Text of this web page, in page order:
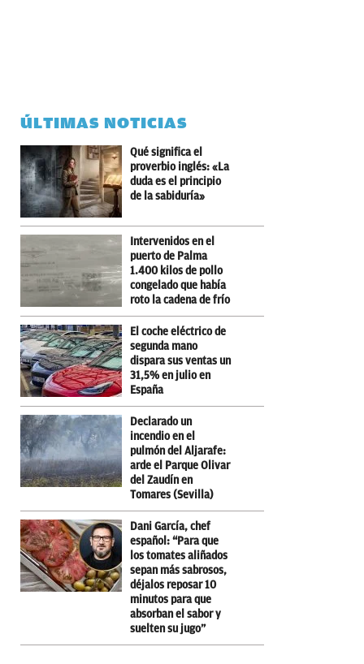
ÚLTIMAS NOTICIAS
Qué significa el
proverbio inglés: «La
duda es el principio
de la sabiduría»
Intervenidos en el
puerto de Palma
1.400 kilos de pollo
congelado que había
roto la cadena de frío
El coche eléctrico de
segunda mano
dispara sus ventas un
31,5% en julio en
España
Declarado un
incendio en el
pulmón del Aljarafe:
arde el Parque Olivar
del Zaudín en
Tomares (Sevilla)
Dani García, chef
español: “Para que
los tomates aliñados
sepan más sabrosos,
déjalos reposar 10
minutos para que
absorban el sabor y
suelten su jugo”